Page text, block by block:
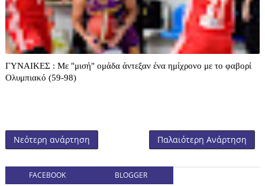
ΓΥΝΑΙΚΕΣ : Με "μισή" ομάδα άντεξαν ένα ημίχρονο με το φαβορί
Ολυμπιακό (59-98)
Νεότερη ανάρτηση Παλαιότερη Ανάρτηση
FACEBOOK BLOGGER